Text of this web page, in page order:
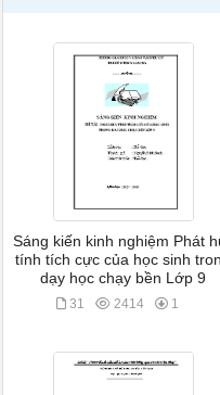
Sáng kiến kinh nghiệm Phát
tính tích cực của học sinh
dạy học chạy bền Lớp 9
31 2414 1